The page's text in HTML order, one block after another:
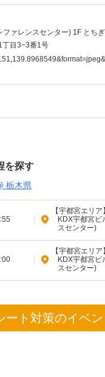
ァレンスセンター) 1F とち
丁目3−3番1号
を探す
栃木県
【宇都宮エリア】
KDX宇都宮ビ
スセンター)
【宇都宮エリア】
KDX宇都宮ビ
スセンター)
ト対策のイベン